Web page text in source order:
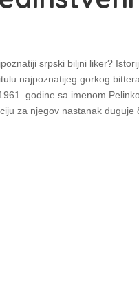
srpski biljni liker?
najpoznatijeg gorkog
godine sa imenom
za njegov nastanak